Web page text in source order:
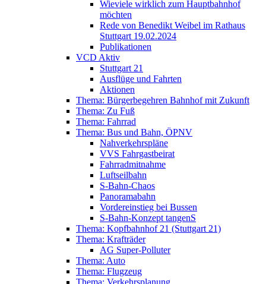
Wieviele wirklich zum Hauptbahnhof
möchten
Rede von Benedikt Weibel im Rathaus
Stuttgart 19.02.2024
Publikationen
VCD Aktiv
Stuttgart 21
Ausflüge und Fahrten
Aktionen
Thema: Bürgerbegehren Bahnhof mit Zukunft
Thema: Zu Fuß
Thema: Fahrrad
Thema: Bus und Bahn, ÖPNV
Nahverkehrspläne
VVS Fahrgastbeirat
Fahrradmitnahme
Luftseilbahn
S-Bahn-Chaos
Panoramabahn
Vordereinstieg bei Bussen
S-Bahn-Konzept tangenS
Thema: Kopfbahnhof 21 (Stuttgart 21)
Thema: Krafträder
AG Super-Polluter
Thema: Auto
Thema: Flugzeug
Thema: Verkehrsplanung